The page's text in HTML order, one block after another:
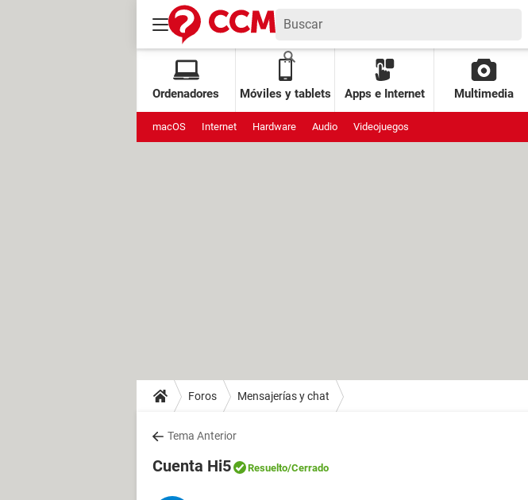
Ordenadores Móviles y tablets Apps e Internet Multimedia
macOS Internet Hardware Audio Videojuegos
Foros Mensajerías y chat
Tema Anterior
Cuenta Hi5 Resuelto/Cerrado